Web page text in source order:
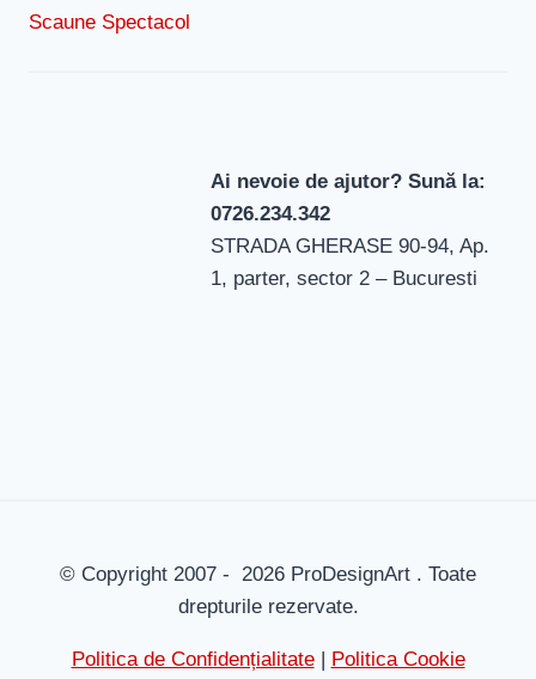
Scaune Spectacol
Ai nevoie de ajutor? Sună la:
0726.234.342
STRADA GHERASE 90-94, Ap.
1, parter, sector 2 – Bucuresti
© Copyright 2007 - 2026 ProDesignArt . Toate
drepturile rezervate.
Politica de Confidențialitate| Politica Cookie